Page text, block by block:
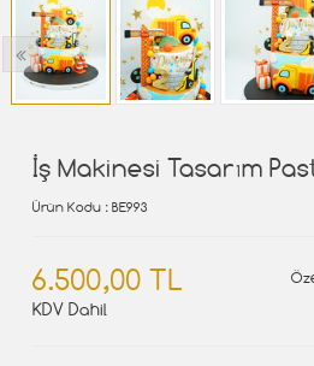
‹
İş Makinesi Tasarım
Ürün Kodu : BE993
6.500,00 TL
KDV Dahil